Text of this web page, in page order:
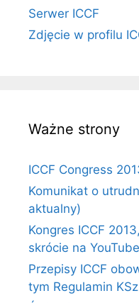
Serwer ICCF
Zdjęcie w profilu
Ważne strony
ICCF Congress
Komunikat o
aktualny)
Kongres ICCF
skrócie na YouTube
Przepisy ICCF
tym Regulamin